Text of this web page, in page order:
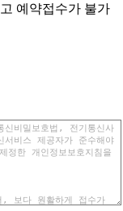
예약접수가 불가